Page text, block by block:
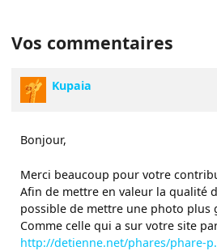
Vos commentaires
Kupaia
Bonjour,
Merci beaucoup pour votre
Afin de mettre en valeur la qualité
possible de mettre une photo plus
Comme celle qui a sur votre site
http://detienne.net/phares/phare-